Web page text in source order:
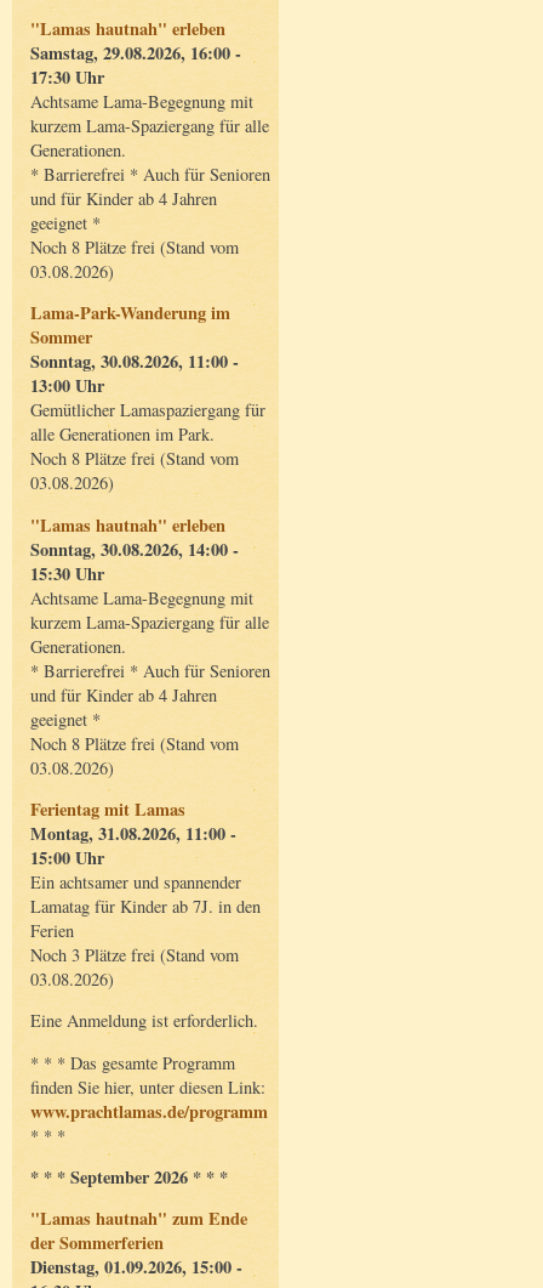
"Lamas hautnah" erleben
Samstag, 29.08.2026, 16:00 -
17:30 Uhr
Achtsame Lama-Begegnung mit
kurzem Lama-Spaziergang für alle
Generationen.
* Barrierefrei * Auch für Senioren
und für Kinder ab 4 Jahren
geeignet *
Noch 8 Plätze frei (Stand vom
03.08.2026)
Lama-Park-Wanderung im
Sommer
Sonntag, 30.08.2026, 11:00 -
13:00 Uhr
Gemütlicher Lamaspaziergang für
alle Generationen im Park.
Noch 8 Plätze frei (Stand vom
03.08.2026)
"Lamas hautnah" erleben
Sonntag, 30.08.2026, 14:00 -
15:30 Uhr
Achtsame Lama-Begegnung mit
kurzem Lama-Spaziergang für alle
Generationen.
* Barrierefrei * Auch für Senioren
und für Kinder ab 4 Jahren
geeignet *
Noch 8 Plätze frei (Stand vom
03.08.2026)
Ferientag mit Lamas
Montag, 31.08.2026, 11:00 -
15:00 Uhr
Ein achtsamer und spannender
Lamatag für Kinder ab 7J. in den
Ferien
Noch 3 Plätze frei (Stand vom
03.08.2026)
Eine Anmeldung ist erforderlich.
* * * Das gesamte Programm
finden Sie hier, unter diesen Link:
www.prachtlamas.de/programm
* * *
* * * September 2026 * * *
"Lamas hautnah" zum Ende
der Sommerferien
Dienstag, 01.09.2026, 15:00 -